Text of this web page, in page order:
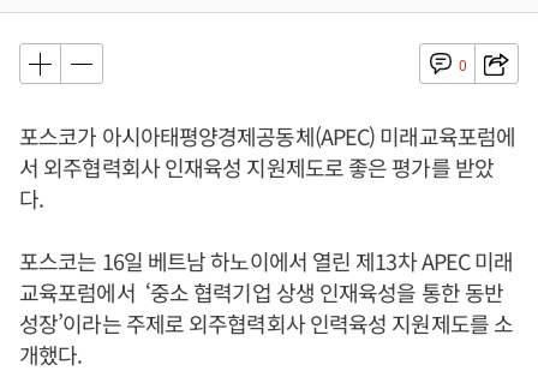
0
포스코가 아시아태평양경제공동체(APEC) 미래교육포럼에
서 외주협력회사 인재육성 지원제도로 좋은 평가를 받았
다.
포스코는 16일 베트남 하노이에서 열린 제13차 APEC 미래
교육포럼에서 ‘중소 협력기업 상생 인재육성을 통한 동반
성장’이라는 주제로 외주협력회사 인력육성 지원제도를 소
개했다.